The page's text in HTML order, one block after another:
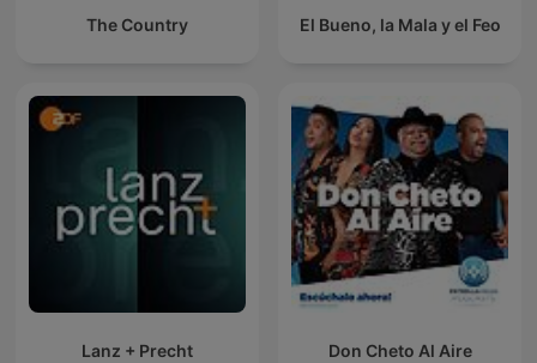
The Country El Bueno, la Mala y el Feo
Lanz + Precht Don Cheto Al Aire